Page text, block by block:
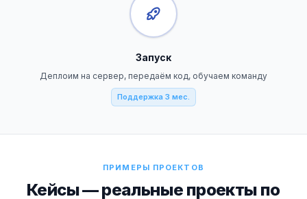
Запуск
Деплоим на сервер, передаём код, обучаем команду
Поддержка 3 мес.
ПРИМЕРЫ ПРОЕКТОВ
Кейсы — реальные проекты по